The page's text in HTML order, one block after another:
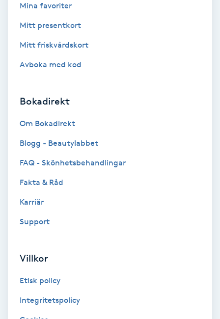
NBE-massage
Ny frisyr
Ombre
Ombre naglar
Ortopedi
Mina favoriter
Mitt presentkort
Mitt friskvårdskort
Avboka med kod
Bokadirekt
Om Bokadirekt
Blogg - Beautylabbet
FAQ - Skönhetsbehandlingar
Fakta & Råd
Karriär
Support
Villkor
Etisk policy
Integritetspolicy